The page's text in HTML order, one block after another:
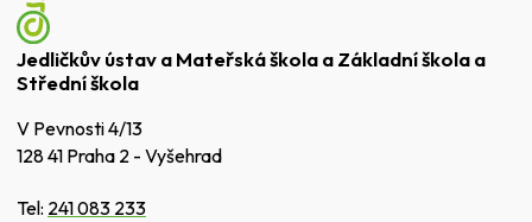
Jedličkův ústav a Mateřská škola a Základní škola a
Střední škola
V Pevnosti 4/13
128 41 Praha 2 - Vyšehrad
Tel: 241 083 233